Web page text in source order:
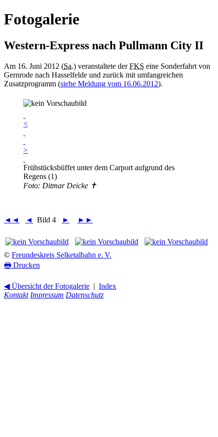
Fotogalerie
Western-Express nach Pullmann City II
Am 16. Juni 2012 (Sa.) veranstaltete derFKS eine Sonderfahrt von
Gernrode nach Hasselfelde und zurück mit umfangreichen
Zusatzprogramm (siehe Meldung vom 16.06.2012).
<
>
Frühstücksbüffet unter dem Carport aufgrund des
Regens (1)
Foto: Ditmar Deicke ✝
◄◄ ◄ Bild 4 ► ►►
© Freundeskreis Selketalbahn e. V.
🖶 Drucken
◀ Übersicht der Fotogalerie | Index
Kontakt Impressum Datenschutz